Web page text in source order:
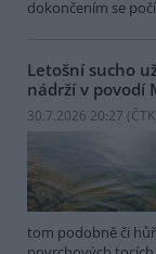
dokončením se
Letošní sucho
nádrží v povodí
30.7.2026 20:27 (ČTK
tom podobně či hůř